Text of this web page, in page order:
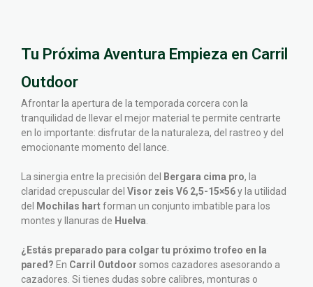
Tu Próxima Aventura Empieza en Carril
Outdoor
Afrontar la apertura de la temporada corcera con la
tranquilidad de llevar el mejor material te permite centrarte
en lo importante: disfrutar de la naturaleza, del rastreo y del
emocionante momento del lance.
La sinergia entre la precisión del Bergara cima pro, la
claridad crepuscular del Visor zeis V6 2,5-15×56y la utilidad
del
Mochilas hartforman un conjunto imbatible para los
montes y llanuras de Huelva
¿Estás preparado para colgar tu próximo trofeo en la
pared? En Carril Outdoor somos cazadores asesorando a
cazadores. Si tienes dudas sobre calibres, monturas o